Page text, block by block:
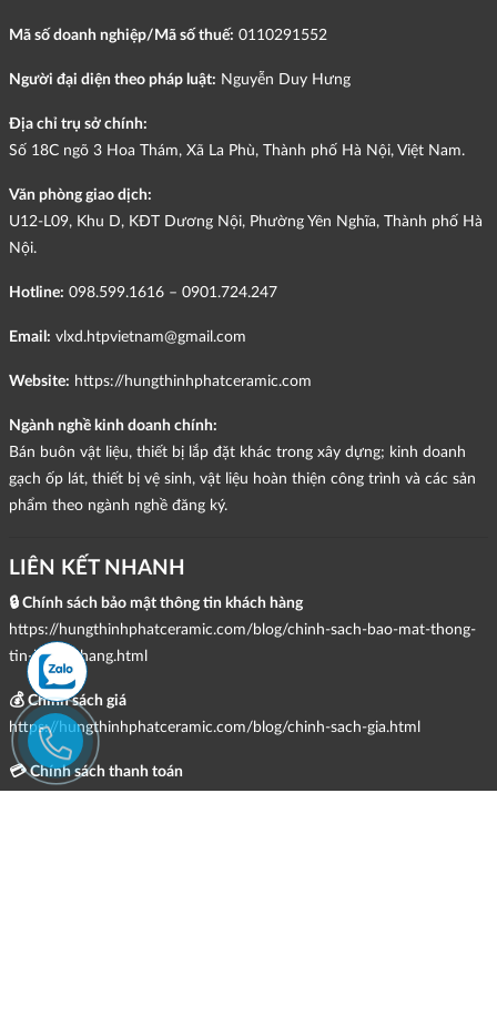
Mã số doanh nghiệp/Mã số thuế: 0110291552
Người đại diện theo pháp luật: Nguyễn Duy Hưng
Địa chỉ trụ sở chính:
Số 18C ngõ 3 Hoa Thám, Xã La Phù, Thành phố Hà Nội, Việt Nam.
Văn phòng giao dịch:
U12-L09, Khu D, KĐT Dương Nội, Phường Yên Nghĩa, Thành phố Hà
Nội.
Hotline: 098.599.1616 – 0901.724.247
Email: vlxd.htpvietnam@gmail.com
Website: https://hungthinhphatceramic.com
Ngành nghề kinh doanh chính:
Bán buôn vật liệu, thiết bị lắp đặt khác trong xây dựng; kinh doanh
gạch ốp lát, thiết bị vệ sinh, vật liệu hoàn thiện công trình và các sản
phẩm theo ngành nghề đăng ký.
LIÊN KẾT NHANH
🔒 Chính sách bảo mật thông tin khách hàng
https://hungthinhphatceramic.com/blog/chinh-sach-bao-mat-thong-
tin-khach-hang.html
💰 Chính sách giá
https://hungthinhphatceramic.com/blog/chinh-sach-gia.html
💳 Chính sách thanh toán